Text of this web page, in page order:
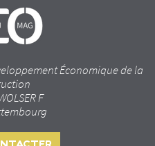
Économique de la
F